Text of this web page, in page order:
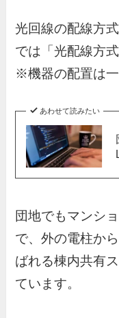
光回線の配線方
では「光配線方
※機器の配置は一
あわせて読みたい
団地でもマンシ
で、外の電柱か
ばれる棟内共有
ています。